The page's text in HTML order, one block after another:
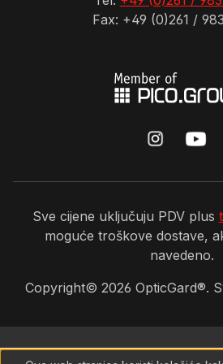
Fax: +49 (0)261 /
Sve cijene uključuju PDV plus
moguće troškove dostave,
navedeno.
Copyright© 2026 OpticGard®.